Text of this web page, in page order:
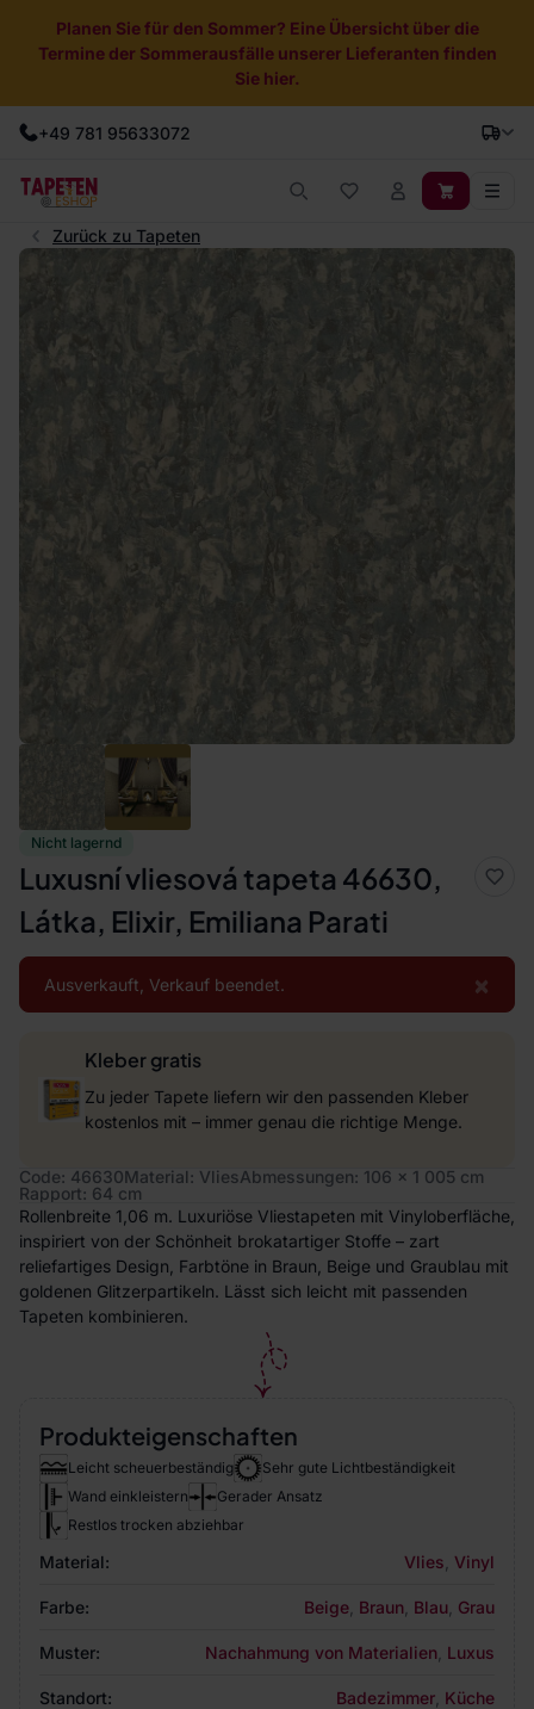
Planen Sie für den Sommer? Eine Übersicht über die
Termine der Sommerausfälle unserer Lieferanten finden
Sie hier.
+49 781 95633072
Zurück zu Tapeten
Nicht lagernd
Luxusní vliesová tapeta 46630,
Látka, Elixir, Emiliana Parati
×
Ausverkauft, Verkauf beendet.
Kleber gratis
Zu jeder Tapete liefern wir den passenden Kleber
kostenlos mit – immer genau die richtige Menge.
Code: 46630Material: VliesAbmessungen: 106 x 1 005 cm
Rapport: 64 cm
Rollenbreite 1,06 m. Luxuriöse Vliestapeten mit Vinyloberfläche,
inspiriert von der Schönheit brokatartiger Stoffe – zart
reliefartiges Design, Farbtöne in Braun, Beige und Graublau mit
goldenen Glitzerpartikeln. Lässt sich leicht mit passenden
Tapeten kombinieren.
Produkteigenschaften
Leicht scheuerbeständig
Sehr gute Lichtbeständigkeit
Wand einkleistern
Gerader Ansatz
Restlos trocken abziehbar
Material: Vlies Vinyl
Farbe: Beige Braun Blau Grau
Muster: Nachahmung von Materialien Luxus
Standort: Badezimmer Küche